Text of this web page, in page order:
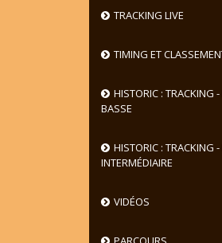
TRACKING LIVE
TIMING ET
HISTORIC : TRACKING
BASSE
HISTORIC : TRACKING
INTERMÉDIAIRE
VIDÉOS